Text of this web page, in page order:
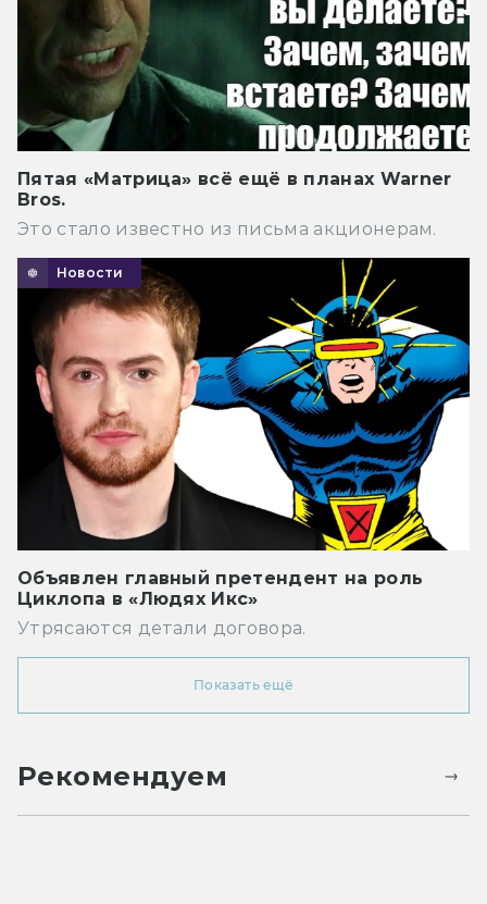
Пятая «Матрица» всё ещё в планах Warner
Bros.
Это стало известно из письма акционерам.
Новости
Объявлен главный претендент на роль
Циклопа в «Людях Икс»
Утрясаются детали договора.
Показать ещё
Рекомендуем